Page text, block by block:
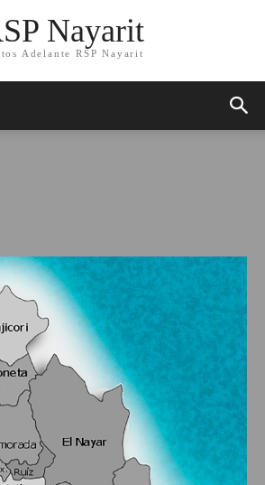
Nayarit
Adelante RSP Nayarit